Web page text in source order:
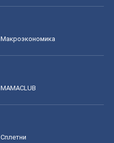
Mакроэкономика
MAMACLUB
Сплетни